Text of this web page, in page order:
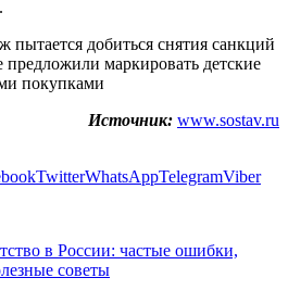
добиться снятия санкций
маркировать детские
покупками
Источник: www.sostav.ru
TwitterWhatsAppTelegramViber
в России: частые ошибки,
советы